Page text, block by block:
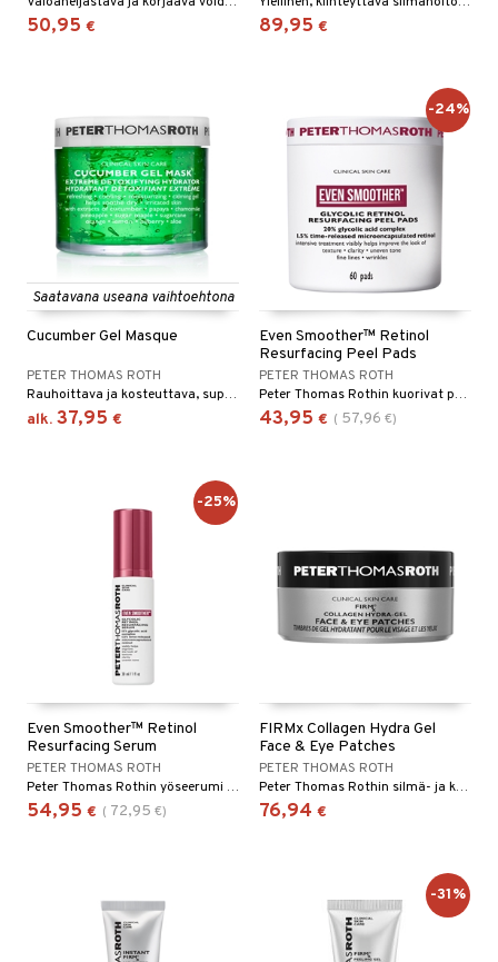
50,95 € 89,95 €
Saatavana useana vaihtoehtona
Cucumber Gel Masque
PETER THOMAS ROTH
Rauhoittava ja kosteuttava, super-ihana naamio kurkku-uutteilla - Peter Thomas Roth
alk. 37,95 €
Even Smoother™ Retinol
Resurfacing Peel Pads
PETER THOMAS ROTH
Peter Thomas Rothin kuorivat peelinglaput antavat tasaisemman ja sileämmän ihon
43,95 € ( 57,96 €)
-24%
Even Smoother™ Retinol
Resurfacing Serum
PETER THOMAS ROTH
Peter Thomas Rothin yöseerumi kosteuttaa ja aikaansaa tasaisemman ihon, joka säteilee hohdetta
54,95 € ( 72,95 €)
-25%
FIRMx Collagen Hydra Gel
Face & Eye Patches
PETER THOMAS ROTH
Peter Thomas Rothin silmä- ja kasvolaput, jotka saavat ihon näyttämään kiinteämmältä ja sileämmältä
76,94 €
-31%